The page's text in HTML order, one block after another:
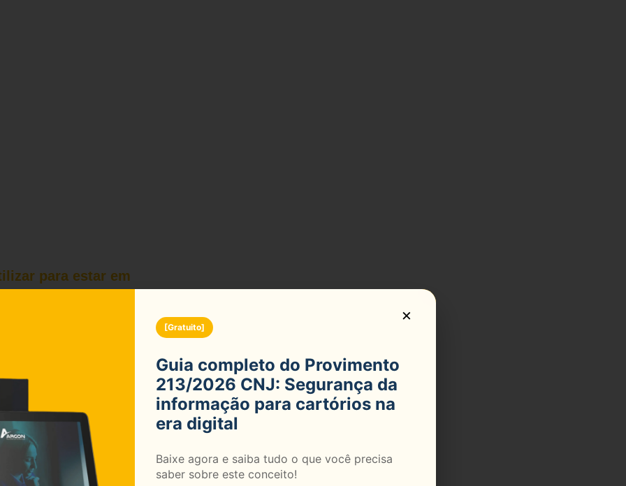
para estar em
do Conselho
atingir a excelência
Cartórios em Sorocaba
×
[Gratuito]
Guia completo do Provimento
213/2026 CNJ: Segurança da
informação para cartórios na
era digital
Baixe agora e saiba tudo o que você precisa
saber sobre este conceito!